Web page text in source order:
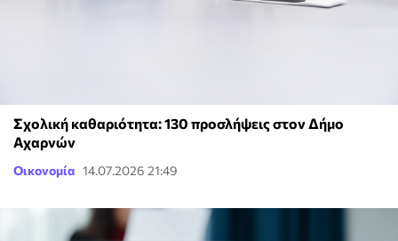
Σχολική καθαριότητα: 130 προσλήψεις στον Δήμο
Αχαρνών
Οικονομία 14.07.2026 21:49